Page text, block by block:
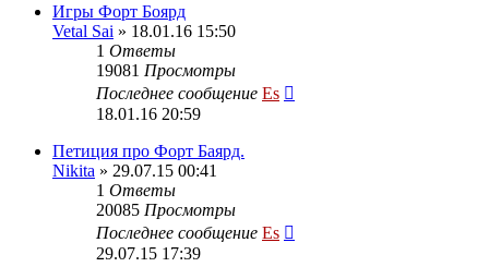
Игры Форт Боярд
Vetal Sai » 18.01.16 15:50
1 Ответы
19081 Просмотры
Последнее сообщение Es
18.01.16 20:59
Петиция про Форт Баярд.
Nikita » 29.07.15 00:41
1 Ответы
20085 Просмотры
Последнее сообщение Es
29.07.15 17:39